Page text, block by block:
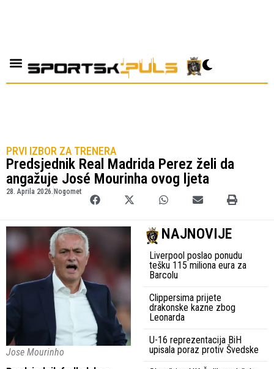
PRVI IZBOR ZA TRENERA
Predsjednik Real Madrida Perez želi da
angažuje José Mourinha ovog ljeta
28. Aprila 2026. Nogomet
Jose Mourinho
NAJNOVIJE
Liverpool poslao ponudu
tešku 115 miliona eura za
Barcolu
Clippersima prijete
drakonske kazne zbog
Leonarda
U-16 reprezentacija BiH
upisala poraz protiv Švedske